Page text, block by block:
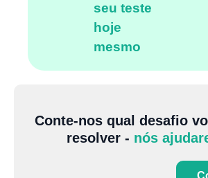
seu teste
hoje
mesmo
Conte-nos qual desafio
resolver - nós